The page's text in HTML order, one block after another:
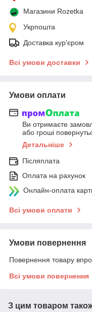
Магазини Rozetka
Укрпошта
Доставка кур'єром
Всі умови доставки
Умови оплати
Ви отримаєте
або гроші
Детальніше
Післяплата
Оплата на рахунок
Онлайн-оплата
Всі умови оплати
Умови повернення
Повернення товару
Всі умови повернення
З цим товаром